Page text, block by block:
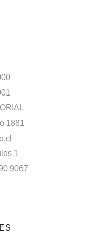
1881
1
9067